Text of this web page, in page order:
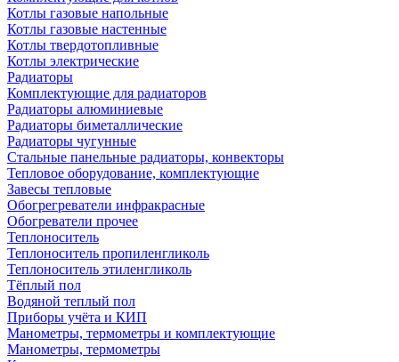
Котлы газовые напольные
Котлы газовые настенные
Котлы твердотопливные
Котлы электрические
Радиаторы
Комплектующие для радиаторов
Радиаторы алюминиевые
Радиаторы биметаллические
Радиаторы чугунные
Стальные панельные радиаторы, конвекторы
Тепловое оборудование, комплектующие
Завесы тепловые
Обогрегреватели инфракрасные
Обогреватели прочее
Теплоноситель
Теплоноситель пропиленгликоль
Теплоноситель этиленгликоль
Тёплый пол
Водяной теплый пол
Приборы учёта и КИП
Манометры, термометры и комплектующие
Манометры, термометры